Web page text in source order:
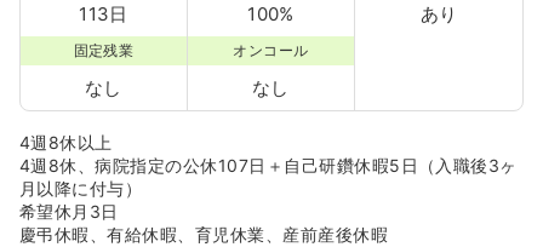
113日 100% あり
固定残業
なし
オンコール
なし
4週8休以上
4週8休、病院指定の公休107日＋自己研鑽休暇5日（入職後3ヶ
月以降に付与）
希望休月3日
慶弔休暇、有給休暇、育児休業、産前産後休暇